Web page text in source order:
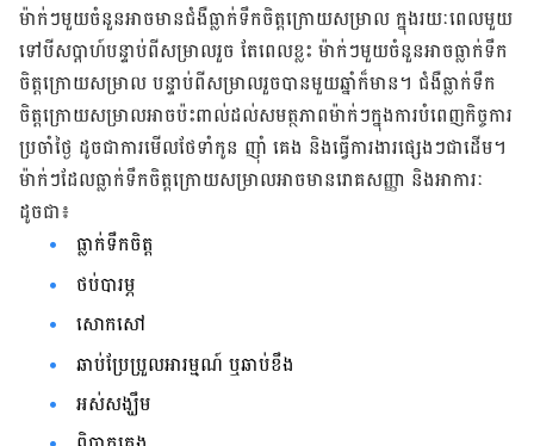
ម៉ាក់ៗមួយចំនួនអាចមានជំងឺធ្លាក់​ទឹកចិត្ត​ក្រោយ​សម្រាល ក្នុងរយៈពេលមួយ
ទៅបីសប្តាហ៍បន្ទាប់ពីសម្រាលរួច តែពេលខ្លះ ម៉ាក់ៗ​មួយ​ចំនួន​​អាចធ្លាក់ទឹក
ចិត្តក្រោយសម្រាល បន្ទាប់ពីសម្រាលរួចបានមួយឆ្នាំក៏មាន។ ជំងឺធ្លាក់ទឹក
ចិត្តក្រោយសម្រាលអាចប៉ះពាល់ដល់សមត្ថភាព​ម៉ាក់ៗក្នុងការបំពេញកិច្ចការ
ប្រចាំថ្ងៃ ដូចជាការមើលថែទាំកូន ញ៉ាំ គេង និងធ្វើការងារផ្សេងៗជាដើម។
ម៉ាក់ៗដែលធ្លាក់ទឹកចិត្ត​ក្រោយ​​សម្រាល​អាចមានរោគសញ្ញា និងអាការៈ
ដូចជា៖
ធ្លាក់ទឹកចិត្ត
ថប់បារម្ភ
សោកសៅ
ឆាប់ប្រែប្រួលអារម្មណ៍ ឬឆាប់ខឹង
អស់សង្ឃឹម